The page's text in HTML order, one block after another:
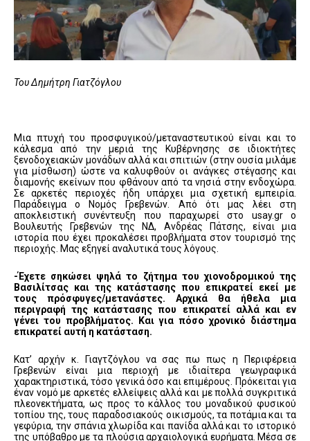
Του Δημήτρη Γιατζόγλου
Μια πτυχή του προσφυγικού/μεταναστευτικού είναι και το
κάλεσμα από την μεριά της Κυβέρνησης σε ιδιοκτήτες
ξενοδοχειακών μονάδων αλλά και σπιτιών (στην ουσία μιλάμε
για μίσθωση) ώστε να καλυφθούν οι ανάγκες στέγασης και
διαμονής εκείνων που φθάνουν από τα νησιά στην ενδοχώρα.
Σε αρκετές περιοχές ήδη υπάρχει μια σχετική εμπειρία.
Παράδειγμα ο Νομός Γρεβενών. Από ότι μας λέει στη
αποκλειστική συνέντευξη που παραχωρεί στο usay.gr ο
Βουλευτής Γρεβενών της ΝΔ, Ανδρέας Πάτσης, είναι μια
ιστορία που έχει προκαλέσει προβλήματα στον τουρισμό της
περιοχής. Μας εξηγεί αναλυτικά τους λόγους.
-Έχετε σηκώσει ψηλά το ζήτημα του χιονοδρομικού της
Βασιλίτσας και της κατάστασης που επικρατεί εκεί με
τους πρόσφυγες/μετανάστες. Αρχικά θα ήθελα μια
περιγραφή της κατάστασης που επικρατεί αλλά και εν
γένει του προβλήματος. Και για πόσο χρονικό διάστημα
επικρατεί αυτή η κατάσταση.
Κατ’ αρχήν κ. Γιαγτζόγλου να σας πω πως η Περιφέρεια
Γρεβενών είναι μια περιοχή με ιδιαίτερα γεωγραφικά
χαρακτηριστικά, τόσο γενικά όσο και επιμέρους. Πρόκειται για
έναν νομό με αρκετές ελλείψεις αλλά και με πολλά συγκριτικά
πλεονεκτήματα, ως προς το κάλλος του μοναδικού φυσικού
τοπίου της, τους παραδοσιακούς οικισμούς, τα ποτάμια και τα
γεφύρια, την σπάνια χλωρίδα και πανίδα αλλά και το ιστορικό
της υπόβαθρο με τα πλούσια αρχαιολογικά ευρήματα. Μέσα σε